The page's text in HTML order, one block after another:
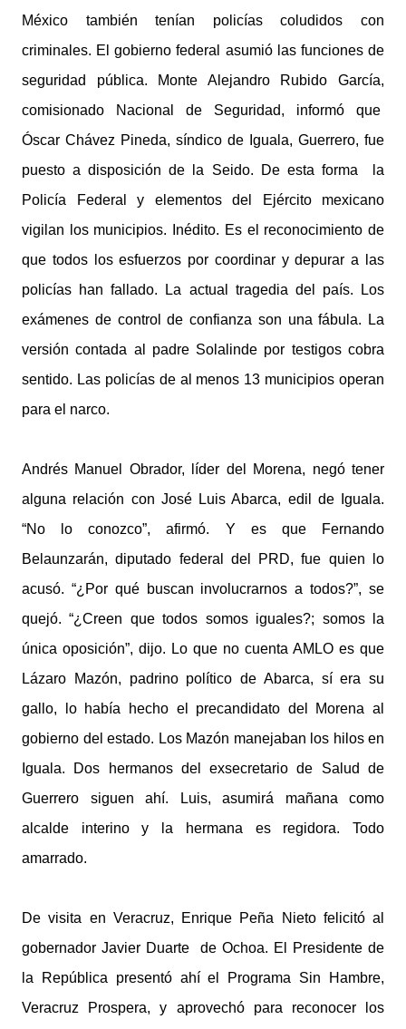
México también tenían policías coludidos con
criminales. El gobierno federal asumió las funciones de
seguridad pública. Monte Alejandro Rubido García,
comisionado Nacional de Seguridad, informó que
Óscar Chávez Pineda, síndico de Iguala, Guerrero, fue
puesto a disposición de la Seido. De esta forma la
Policía Federal y elementos del Ejército mexicano
vigilan los municipios. Inédito. Es el reconocimiento de
que todos los esfuerzos por coordinar y depurar a las
policías han fallado. La actual tragedia del país. Los
exámenes de control de confianza son una fábula. La
versión contada al padre Solalinde por testigos cobra
sentido. Las policías de al menos 13 municipios operan
para el narco.
Andrés Manuel Obrador, líder del Morena, negó tener
alguna relación con José Luis Abarca, edil de Iguala.
“No lo conozco”, afirmó. Y es que Fernando
Belaunzarán, diputado federal del PRD, fue quien lo
acusó. “¿Por qué buscan involucrarnos a todos?”, se
quejó. “¿Creen que todos somos iguales?; somos la
única oposición”, dijo. Lo que no cuenta AMLO es que
Lázaro Mazón, padrino político de Abarca, sí era su
gallo, lo había hecho el precandidato del Morena al
gobierno del estado. Los Mazón manejaban los hilos en
Iguala. Dos hermanos del exsecretario de Salud de
Guerrero siguen ahí. Luis, asumirá mañana como
alcalde interino y la hermana es regidora. Todo
amarrado.
De visita en Veracruz, Enrique Peña Nieto felicitó al
gobernador Javier Duarte de Ochoa. El Presidente de
la República presentó ahí el Programa Sin Hambre,
Veracruz Prospera, y aprovechó para reconocer los